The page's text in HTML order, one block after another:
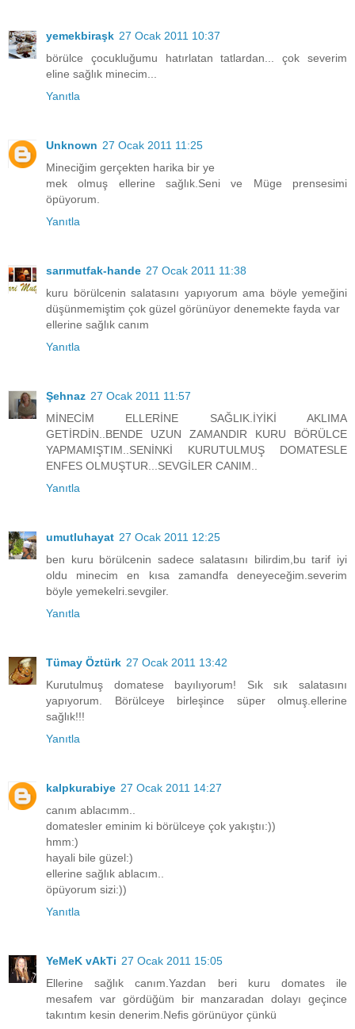
yemekbiraşk 27 Ocak 2011 10:37
börülce çocukluğumu hatırlatan tatlardan... çok severim
eline sağlık minecim...
Yanıtla
Unknown 27 Ocak 2011 11:25
Mineciğim gerçekten harika bir ye
mek olmuş ellerine sağlık.Seni ve Müge prensesimi
öpüyorum.
Yanıtla
sarımutfak-hande 27 Ocak 2011 11:38
kuru börülcenin salatasını yapıyorum ama böyle yemeğini
düşünmemiştim çok güzel görünüyor denemekte fayda var
ellerine sağlık canım
Yanıtla
Şehnaz 27 Ocak 2011 11:57
MİNECİM ELLERİNE SAĞLIK.İYİKİ AKLIMA
GETİRDİN..BENDE UZUN ZAMANDIR KURU BÖRÜLCE
YAPMAMIŞTIM..SENİNKİ KURUTULMUŞ DOMATESLE
ENFES OLMUŞTUR...SEVGİLER CANIM..
Yanıtla
umutluhayat 27 Ocak 2011 12:25
ben kuru börülcenin sadece salatasını bilirdim,bu tarif iyi
oldu minecim en kısa zamandfa deneyeceğim.severim
böyle yemekelri.sevgiler.
Yanıtla
Tümay Öztürk 27 Ocak 2011 13:42
Kurutulmuş domatese bayılıyorum! Sık sık salatasını
yapıyorum. Börülceye birleşince süper olmuş.ellerine
sağlık!!!
Yanıtla
kalpkurabiye 27 Ocak 2011 14:27
canım ablacımm..
domatesler eminim ki börülceye çok yakıştıı:))
hmm:)
hayali bile güzel:)
ellerine sağlık ablacım..
öpüyorum sizi:))
Yanıtla
YeMeK vAkTi 27 Ocak 2011 15:05
Ellerine sağlık canım.Yazdan beri kuru domates ile
mesafem var gördüğüm bir manzaradan dolayı geçince
takıntım kesin denerim.Nefis görünüyor çünkü